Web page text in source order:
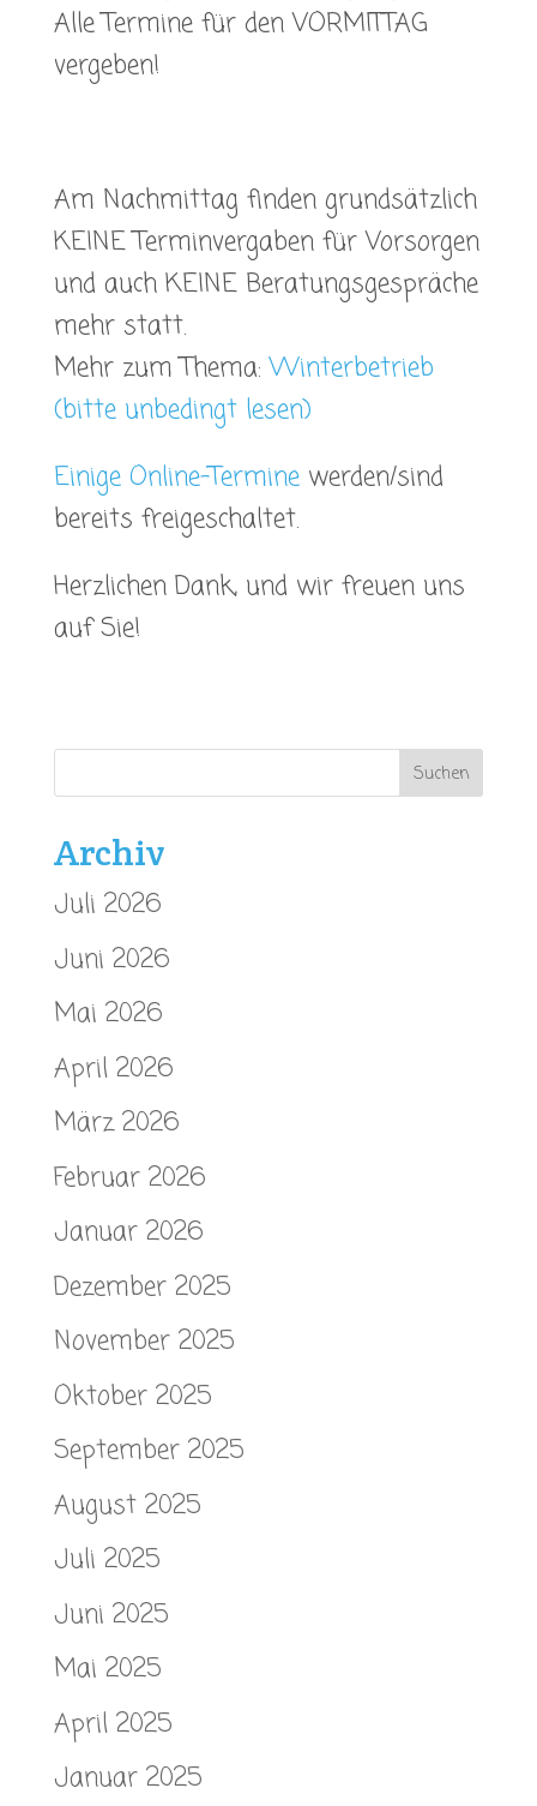
Alle Termine für den VORMITTAG
vergeben!
Am Nachmittag finden grundsätzlich
KEINE Terminvergaben für Vorsorgen
und auch KEINE Beratungsgespräche
mehr statt.
Mehr zum Thema:Winterbetrieb
(bitte unbedingt lesen)
Einige Online-Terminewerden/sind
bereits freigeschaltet.
Herzlichen Dank, und wir freuen uns
auf Sie!
Archiv
Juli 2026
Juni 2026
Mai 2026
April 2026
März 2026
Februar 2026
Januar 2026
Dezember 2025
November 2025
Oktober 2025
September 2025
August 2025
Juli 2025
Juni 2025
Mai 2025
April 2025
Januar 2025